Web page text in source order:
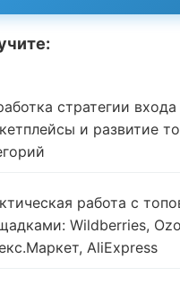
стратегии входа
и развитие
работа с
Wildberries,
AliExpress